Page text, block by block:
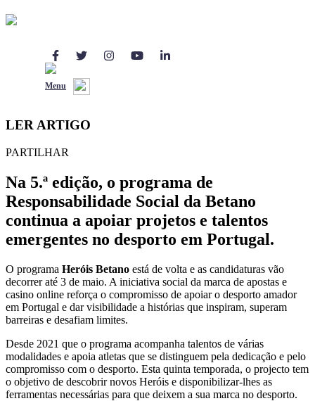
Menu
31 Mar 2026
Nova fase de candidaturas Heróis Betano
LER ARTIGO
PARTILHAR
Na 5.ª edição, o programa de
Responsabilidade Social da Betano
continua a apoiar projetos e talentos
emergentes no desporto em Portugal.
O programa Heróis Betano está de volta e as candidaturas vão
decorrer até 3 de maio. A iniciativa social da marca de apostas e
casino online reforça o compromisso de apoiar o desporto amador
em Portugal e dar visibilidade a histórias que inspiram, superam
barreiras e desafiam limites.
Desde 2021 que o programa acompanha talentos de várias
modalidades e apoia atletas que se distinguem pela dedicação e pelo
compromisso com o desporto. Esta quinta temporada, o projecto tem
o objetivo de descobrir novos Heróis e disponibilizar-lhes as
ferramentas necessárias para que deixem a sua marca no desporto.